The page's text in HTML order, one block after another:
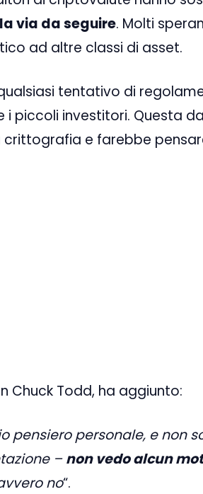
via da seguire. Molti
ad altre classi di asset.
tentativo di
i piccoli investitori. Questa
e farebbe
Chuck Todd, ha aggiunto:
pensiero personale, e non
–non vedo alcun
no“.